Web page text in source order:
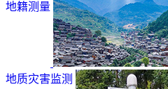
地籍测量
地质灾害监测